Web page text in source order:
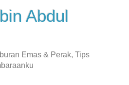
Abdul
Emas & Perak, Tips